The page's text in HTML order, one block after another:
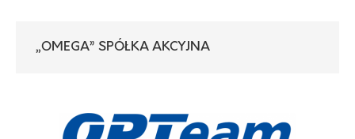
„OMEGA” SPÓŁKA AKCYJNA